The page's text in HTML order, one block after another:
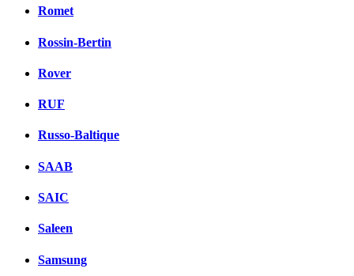
Romet
Rossin-Bertin
Rover
RUF
Russo-Baltique
SAAB
SAIC
Saleen
Samsung